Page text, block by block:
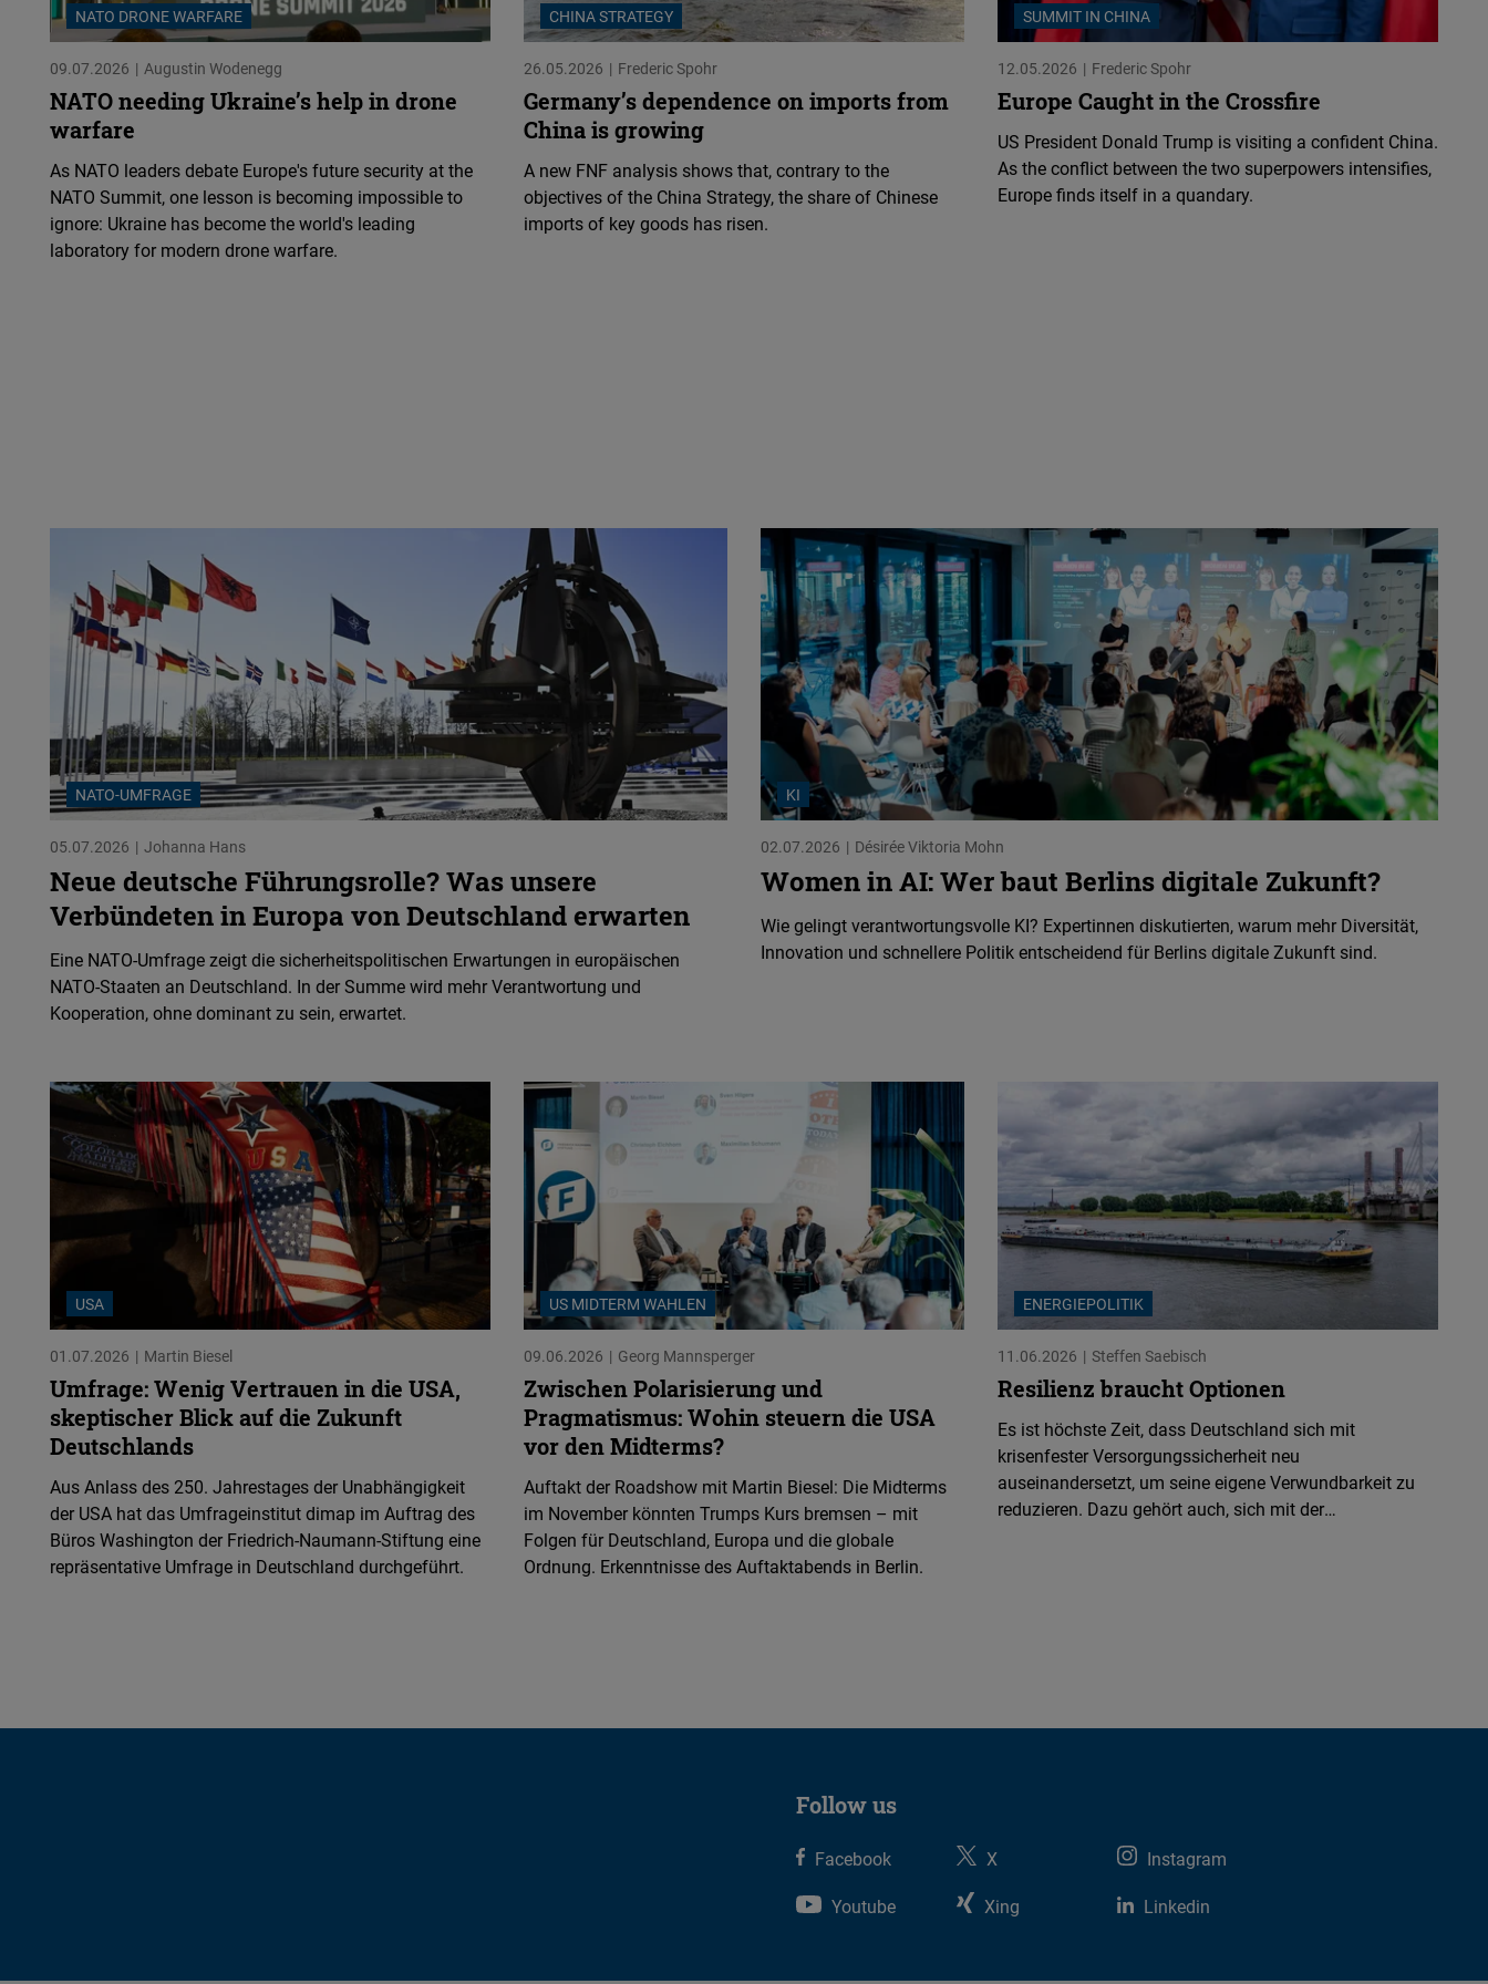
NATO DRONE WARFARE
09.07.2026 Augustin Wodenegg
NATO needing Ukraine’s help in drone
warfare
As NATO leaders debate Europe's future security at the
NATO Summit, one lesson is becoming impossible to
ignore: Ukraine has become the world's leading
laboratory for modern drone warfare.
CHINA STRATEGY
26.05.2026 Frederic Spohr
Germany’s dependence on imports from
China is growing
A new FNF analysis shows that, contrary to the
objectives of the China Strategy, the share of Chinese
imports of key goods has risen.
SUMMIT IN CHINA
12.05.2026 Frederic Spohr
Europe Caught in the Crossfire
US President Donald Trump is visiting a confident China.
As the conflict between the two superpowers intensifies,
Europe finds itself in a quandary.
NATO-UMFRAGE
05.07.2026 Johanna Hans
Neue deutsche Führungsrolle? Was unsere
Verbündeten in Europa von Deutschland erwarten
Eine NATO-Umfrage zeigt die sicherheitspolitischen Erwartungen in europäischen
NATO-Staaten an Deutschland. In der Summe wird mehr Verantwortung und
Kooperation, ohne dominant zu sein, erwartet.
KI
02.07.2026 Désirée Viktoria Mohn
Women in AI: Wer baut Berlins digitale Zukunft?
Wie gelingt verantwortungsvolle KI? Expertinnen diskutierten, warum mehr Diversität,
Innovation und schnellere Politik entscheidend für Berlins digitale Zukunft sind.
USA
01.07.2026 Martin Biesel
Umfrage: Wenig Vertrauen in die USA,
skeptischer Blick auf die Zukunft
Deutschlands
Aus Anlass des 250. Jahrestages der Unabhängigkeit
der USA hat das Umfrageinstitut dimap im Auftrag des
Büros Washington der Friedrich-Naumann-Stiftung eine
repräsentative Umfrage in Deutschland durchgeführt.
US MIDTERM WAHLEN
09.06.2026 Georg Mannsperger
Zwischen Polarisierung und
Pragmatismus: Wohin steuern die USA
vor den Midterms?
Auftakt der Roadshow mit Martin Biesel: Die Midterms
im November könnten Trumps Kurs bremsen – mit
Folgen für Deutschland, Europa und die globale
Ordnung. Erkenntnisse des Auftaktabends in Berlin.
ENERGIEPOLITIK
11.06.2026 Steffen Saebisch
Resilienz braucht Optionen
Es ist höchste Zeit, dass Deutschland sich mit
krisenfester Versorgungssicherheit neu
auseinandersetzt, um seine eigene Verwundbarkeit zu
reduzieren. Dazu gehört auch, sich mit der
Follow us
Facebook X
Instagram
Youtube
Xing Linkedin
Flickr
Embed
Newsletter2go
Podigee